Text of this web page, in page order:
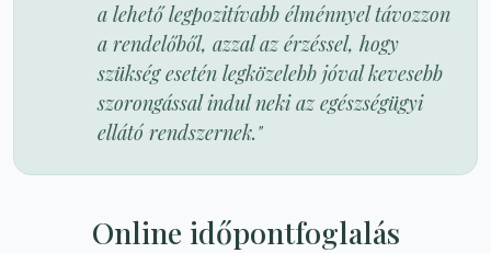
a lehető legpozitívabb élménnyel távozzon
a rendelőből, azzal az érzéssel, hogy
szükség esetén legközelebb jóval kevesebb
szorongással indul neki az egészségügyi
ellátó rendszernek."
Online időpontfoglalás